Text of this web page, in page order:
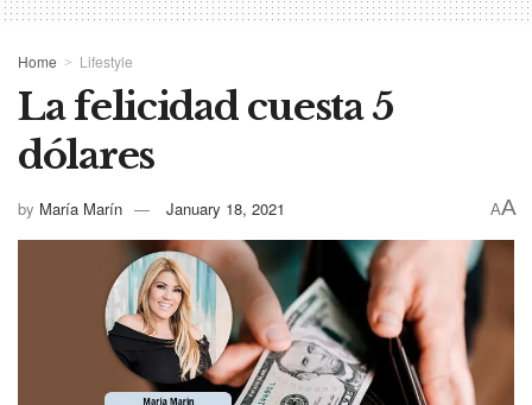
Home Lifestyle
La felicidad cuesta 5
dólares
by María Marín January 18, 2021 AA